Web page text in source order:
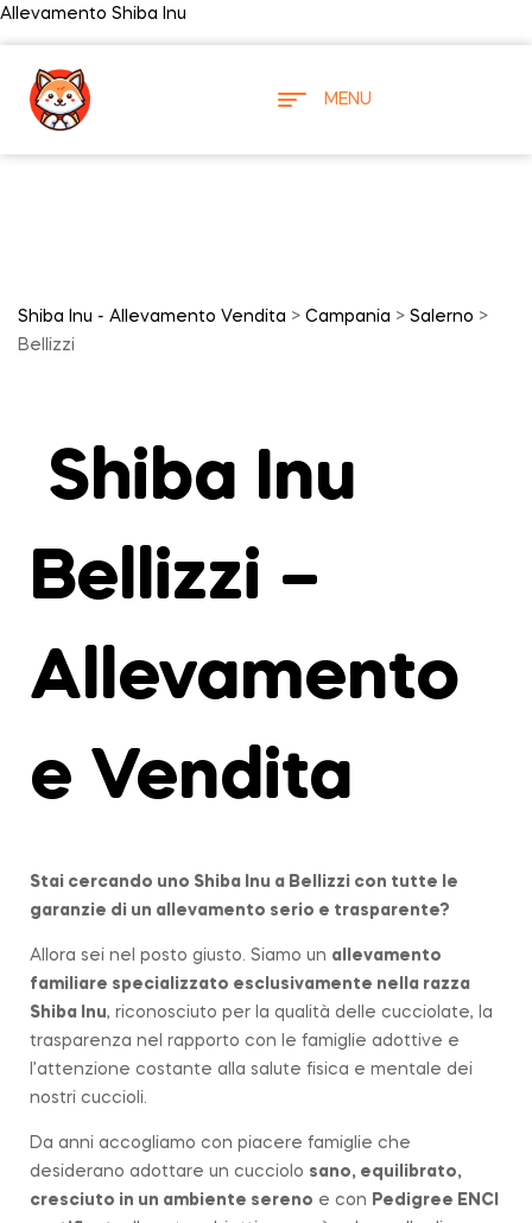
Allevamento Shiba Inu
MENU
Shiba Inu - Allevamento Vendita > Campania > Salerno >
Bellizzi
Shiba Inu
Bellizzi –
Allevamento
e Vendita
Stai cercando uno Shiba Inu a Bellizzi con tutte le
garanzie di un allevamento serio e trasparente?
Allora sei nel posto giusto. Siamo un allevamento
familiare specializzato esclusivamente nella razza
Shiba Inu, riconosciuto per la qualità delle cucciolate, la
trasparenza nel rapporto con le famiglie adottive e
l’attenzione costante alla salute fisica e mentale dei
nostri cuccioli.
Da anni accogliamo con piacere famiglie che
desiderano adottare un cucciolo sano, equilibrato,
cresciuto in un ambiente sereno e con Pedigree ENCI